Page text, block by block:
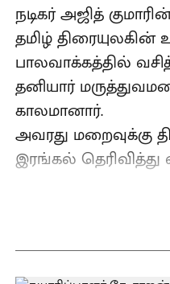
நடிகர் அஜித்
தமிழ்
பாலவாக்கத்தில்
தனியார்
காலமானார்.
அவரது மறைவுக்கு
இரங்கல் தெரிவித்து